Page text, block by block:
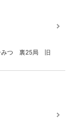
みつ 裏25局 旧